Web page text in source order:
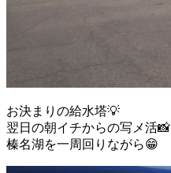
お決まりの給水塔💡
翌日の朝イチからの写メ活📸
榛名湖を一周回りながら😁